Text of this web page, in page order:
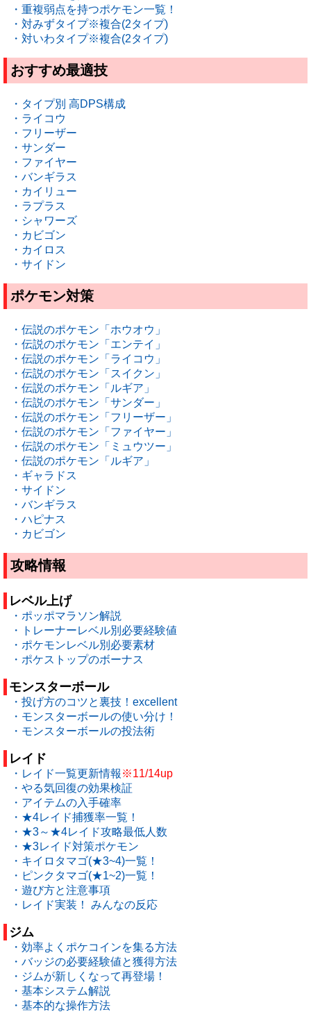
・重複弱点を持つポケモン一覧！
・対みずタイプ※複合(2タイプ)
・対いわタイプ※複合(2タイプ)
おすすめ最適技
・タイプ別 高DPS構成
・ライコウ
・フリーザー
・サンダー
・ファイヤー
・バンギラス
・カイリュー
・ラプラス
・シャワーズ
・カビゴン
・カイロス
・サイドン
ポケモン対策
・伝説のポケモン「ホウオウ」
・伝説のポケモン「エンテイ」
・伝説のポケモン「ライコウ」
・伝説のポケモン「スイクン」
・伝説のポケモン「ルギア」
・伝説のポケモン「サンダー」
・伝説のポケモン「フリーザー」
・伝説のポケモン「ファイヤー」
・伝説のポケモン「ミュウツー」
・伝説のポケモン「ルギア」
・ギャラドス
・サイドン
・バンギラス
・ハピナス
・カビゴン
攻略情報
レベル上げ
・ポッポマラソン解説
・トレーナーレベル別必要経験値
・ポケモンレベル別必要素材
・ポケストップのボーナス
モンスターボール
・投げ方のコツと裏技！excellent
・モンスターボールの使い分け！
・モンスターボールの投法術
レイド
・レイド一覧更新情報 ※11/14up
・やる気回復の効果検証
・アイテムの入手確率
・★4レイド捕獲率一覧！
・★3～★4レイド攻略最低人数
・★3レイド対策ポケモン
・キイロタマゴ(★3~4)一覧！
・ピンクタマゴ(★1~2)一覧！
・遊び方と注意事項
・レイド実装！ みんなの反応
ジム
・効率よくポケコインを集る方法
・バッジの必要経験値と獲得方法
・ジムが新しくなって再登場！
・基本システム解説
・基本的な操作方法